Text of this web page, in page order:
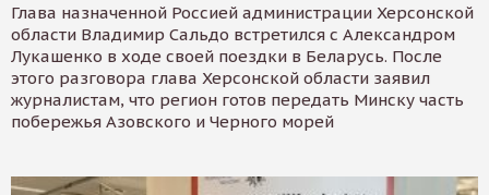
Глава назначенной Россией администрации Херсонской
области Владимир Сальдо встретился с Александром
Лукашенко в ходе своей поездки в Беларусь. После
этого разговора глава Херсонской области заявил
журналистам, что регион готов передать Минску часть
побережья Азовского и Черного морей